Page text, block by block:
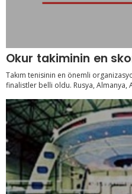
Okur takiminin en
Takım tenisinin en önemli
finalistler belli oldu. Rusya, Almanya,